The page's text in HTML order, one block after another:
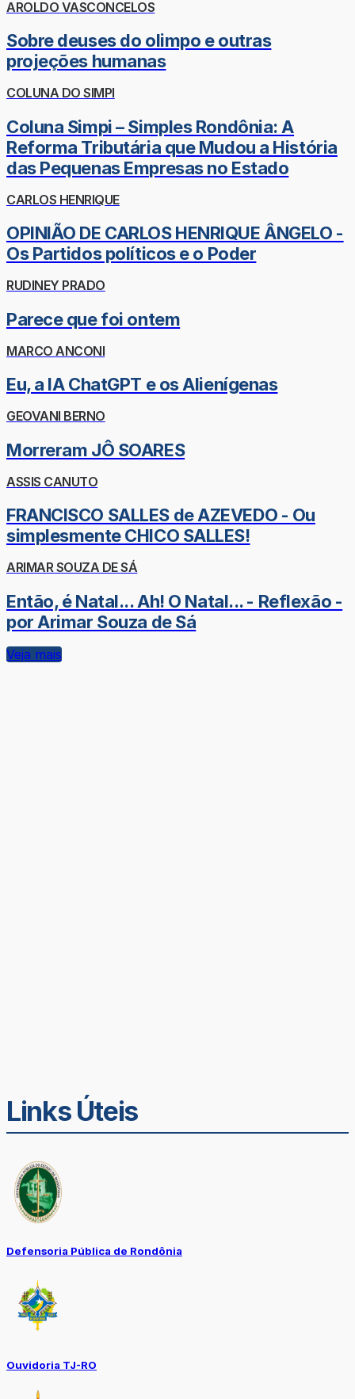
AROLDO VASCONCELOS
Sobre deuses do olimpo e outras
projeções humanas
COLUNA DO SIMPI
Coluna Simpi – Simples Rondônia: A
Reforma Tributária que Mudou a História
das Pequenas Empresas no Estado
CARLOS HENRIQUE
OPINIÃO DE CARLOS HENRIQUE ÂNGELO -
Os Partidos políticos e o Poder
RUDINEY PRADO
Parece que foi ontem
MARCO ANCONI
Eu, a IA ChatGPT e os Alienígenas
GEOVANI BERNO
Morreram JÔ SOARES
ASSIS CANUTO
FRANCISCO SALLES de AZEVEDO - Ou
simplesmente CHICO SALLES!
ARIMAR SOUZA DE SÁ
Então, é Natal... Ah! O Natal... - Reflexão -
por Arimar Souza de Sá
Veja mais
Links Úteis
Defensoria Pública de Rondônia
Ouvidoria TJ-RO